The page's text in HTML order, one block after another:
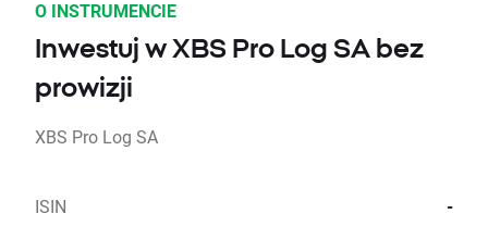
O INSTRUMENCIE
Inwestuj w XBS Pro Log SA bez
prowizji
XBS Pro Log SA
ISIN -